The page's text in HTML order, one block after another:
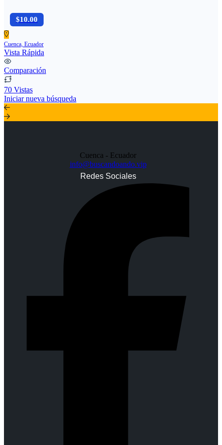
$10.00
Cuenca, Ecuador
Vista Rápida
Comparación
70 Vistas
Iniciar nueva búsqueda
Cuenca - Ecuador
info@buscandoando.vip
Redes Sociales